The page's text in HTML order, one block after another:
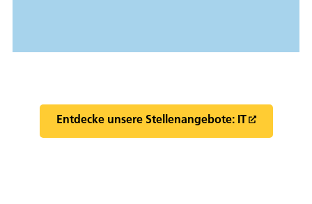
Entdecke unsere Stellenangebote: IT